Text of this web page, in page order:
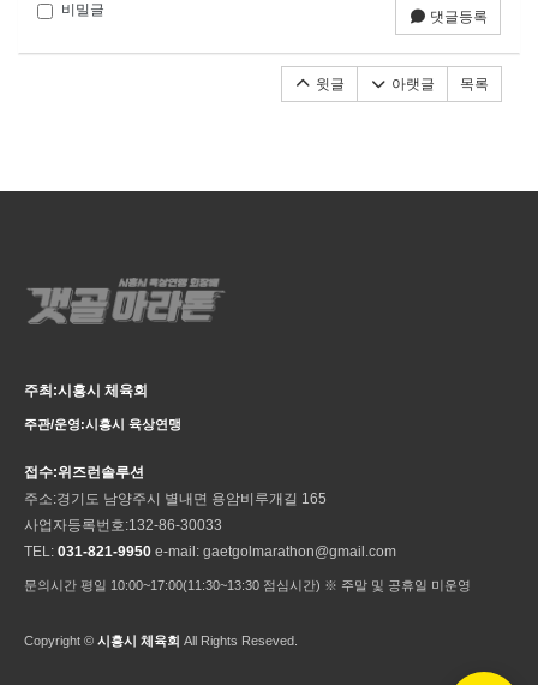
비밀글 댓글등록
윗글 아랫글 목록
주최:시흥시 체육회
주관/운영:시흥시 육상연맹
접수:위즈런솔루션
주소:경기도 남양주시 별내면 용암비루개길 165
사업자등록번호:132-86-30033
TEL: 031-821-9950 e-mail: gaetgolmarathon@gmail.com
문의시간 평일 10:00~17:00(11:30~13:30 점심시간) ※ 주말 및 공휴일 미운영
Copyright © 시흥시 체육회 All Rights Reseved.